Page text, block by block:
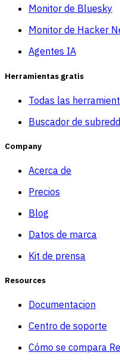
Monitor de Bluesky
Monitor de Hacker
Agentes IA
Herramientas gratis
Todas las
Buscador de
Company
Acerca de
Precios
Blog
Datos de marca
Kit de prensa
Resources
Documentacion
Centro de soporte
Cómo se compara